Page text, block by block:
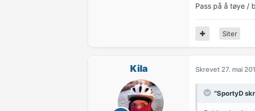
Pass på å tøye /
Siter
Kila Skrevet 27. mai
"SportyD